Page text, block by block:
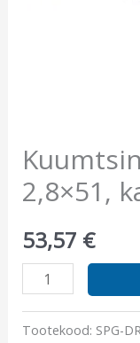
2,8×51,
53,57 €
Tootekood: SPG-